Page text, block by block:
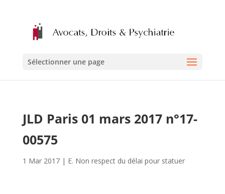
Sélectionner une page
JLD Paris 01 mars 2017 n°17-
00575
1 Mar 2017| E. Non respect du délai pour statuer